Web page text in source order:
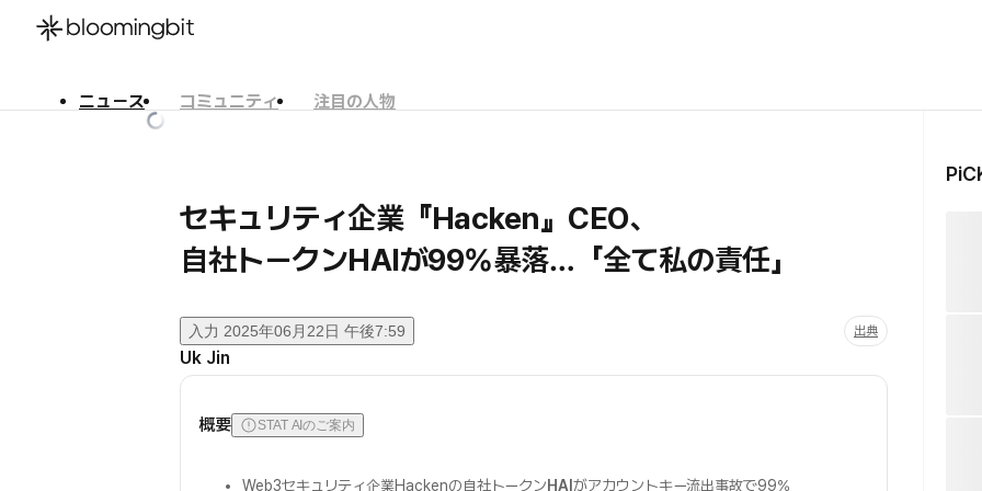
ニュース コミュニティ
注目の人物
セキュリティ企業『Hacken』CEO、
自社トークンHAIが99%暴落…「全て私の責任」
入力 2025年06月22日 午後7:59 出典
Uk Jin
概要 STAT AIのご案内
Web3セキュリティ企業Hackenの自社トークンHAIがアカウントキー流出事故で99%